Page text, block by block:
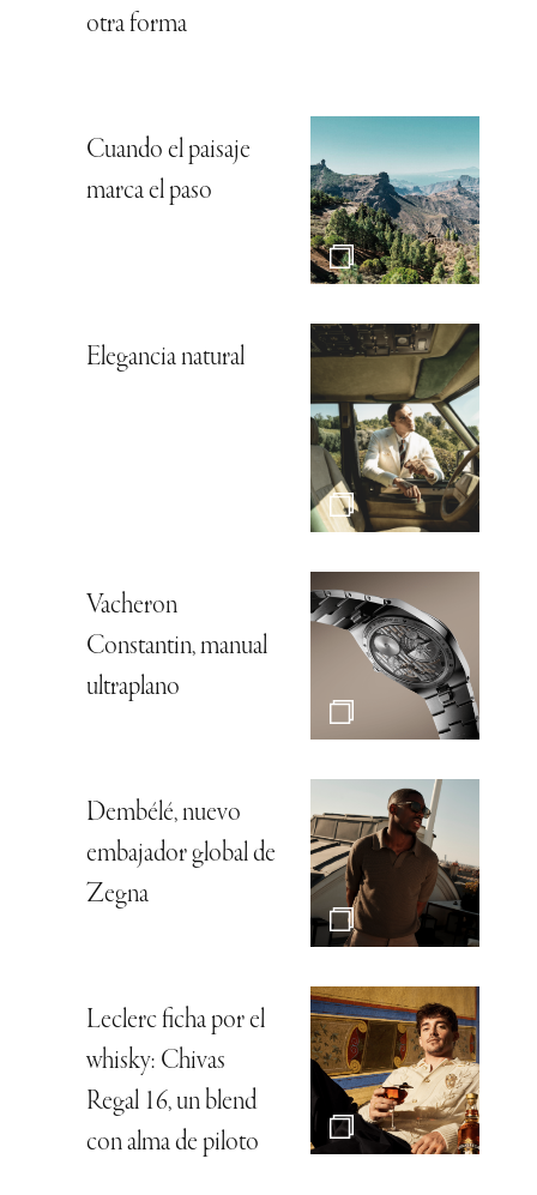
otra forma
Cuando el paisaje
marca el paso
Elegancia natural
Vacheron
Constantin, manual
ultraplano
Dembélé, nuevo
embajador global de
Zegna
Leclerc ficha por el
whisky: Chivas
Regal 16, un blend
con alma de piloto